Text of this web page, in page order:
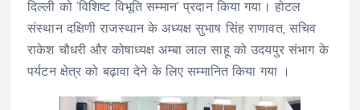
दिल्ली को ‘विशिष्ट विभूति सम्मान‘ प्रदान किया गया। होटल
संस्थान दक्षिणी राजस्थान के अध्यक्ष सुभाष सिंह राणावत, सचिव
राकेश चौधरी और कोषाध्यक्ष अम्बा लाल साहू को उदयपुर संभाग के
पर्यटन क्षेत्र को बढ़ावा देने के लिए सम्मानित किया गया ।